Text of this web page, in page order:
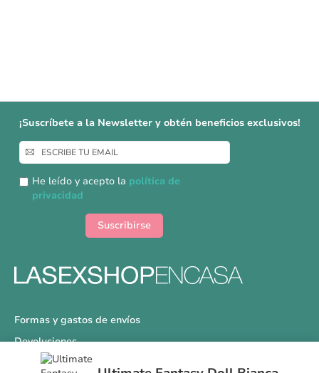
¡Suscríbete a la Newsletter y obtén beneficios exclusivos!
Inscríbase
a
nuestro
boletín
He leído y acepto la política de
privacidad
Suscribirse
Formas y gastos de envíos
Devoluciones
Información Tallas